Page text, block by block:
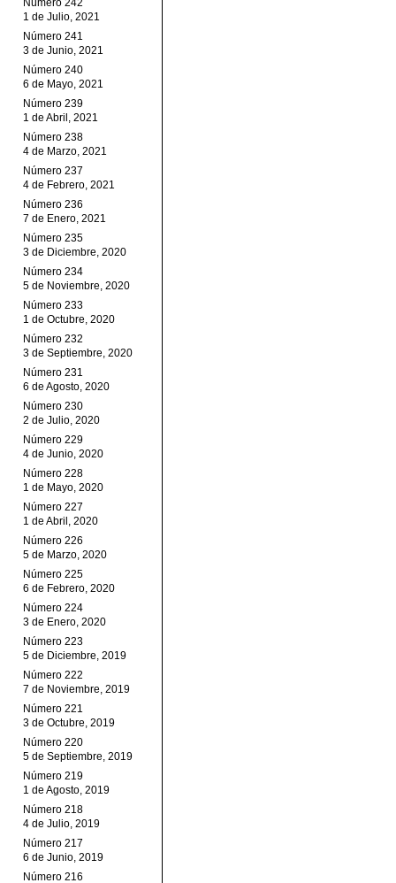
Número 242
1 de Julio, 2021
Número 241
3 de Junio, 2021
Número 240
6 de Mayo, 2021
Número 239
1 de Abril, 2021
Número 238
4 de Marzo, 2021
Número 237
4 de Febrero, 2021
Número 236
7 de Enero, 2021
Número 235
3 de Diciembre, 2020
Número 234
5 de Noviembre, 2020
Número 233
1 de Octubre, 2020
Número 232
3 de Septiembre, 2020
Número 231
6 de Agosto, 2020
Número 230
2 de Julio, 2020
Número 229
4 de Junio, 2020
Número 228
1 de Mayo, 2020
Número 227
1 de Abril, 2020
Número 226
5 de Marzo, 2020
Número 225
6 de Febrero, 2020
Número 224
3 de Enero, 2020
Número 223
5 de Diciembre, 2019
Número 222
7 de Noviembre, 2019
Número 221
3 de Octubre, 2019
Número 220
5 de Septiembre, 2019
Número 219
1 de Agosto, 2019
Número 218
4 de Julio, 2019
Número 217
6 de Junio, 2019
Número 216